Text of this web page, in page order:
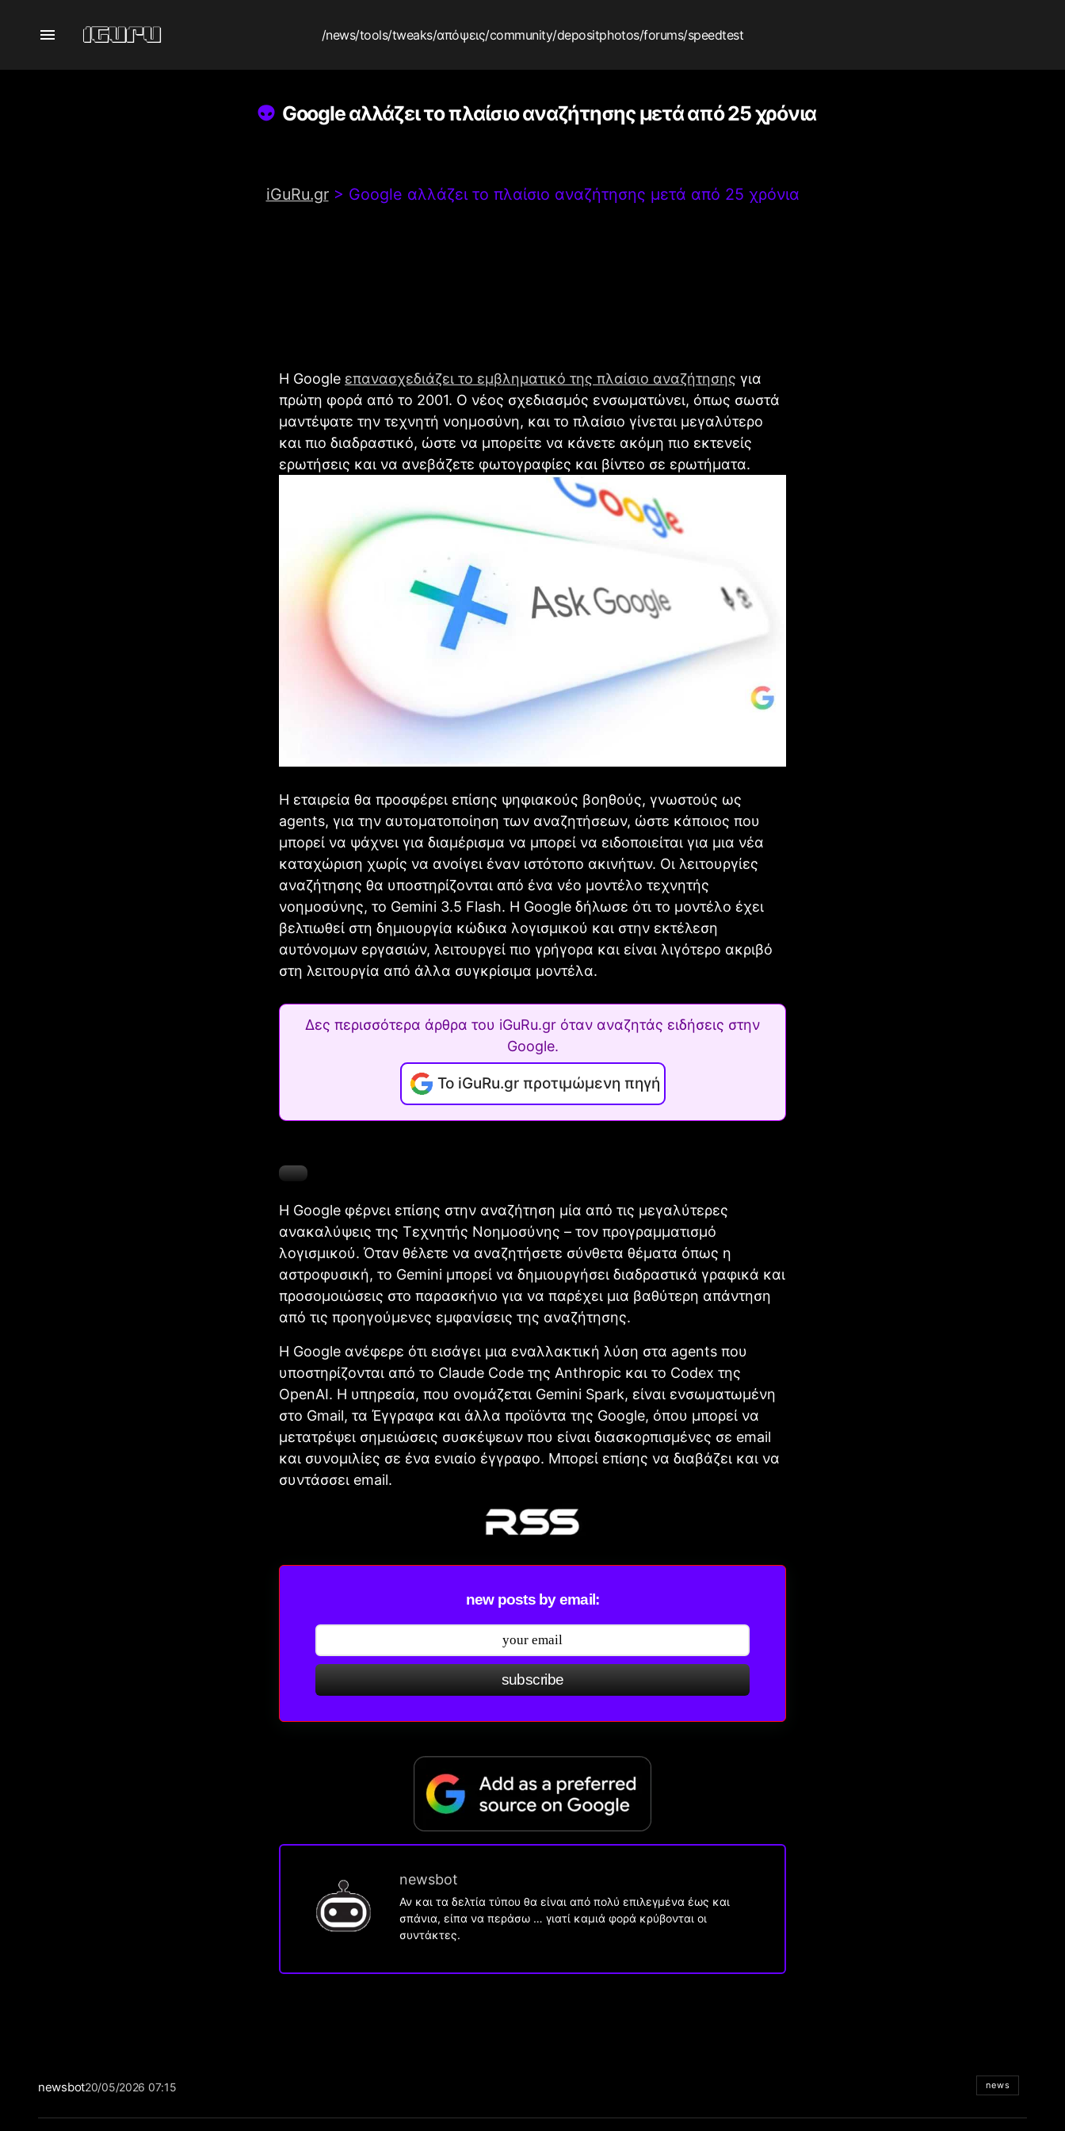
/news/tools/tweaks/απόψεις/community/depositphotos/forums/speedtest
Google αλλάζει το πλαίσιο αναζήτησης μετά από 25 χρόνια
iGuRu.gr> Google αλλάζει το πλαίσιο αναζήτησης μετά από 25 χρόνια
Η Google επανασχεδιάζει το εμβληματικό της πλαίσιο αναζήτησης για
πρώτη φορά από το 2001. Ο νέος σχεδιασμός ενσωματώνει, όπως σωστά
μαντέψατε την τεχνητή νοημοσύνη, και το πλαίσιο γίνεται μεγαλύτερο
και πιο διαδραστικό, ώστε να μπορείτε να κάνετε ακόμη πιο εκτενείς
ερωτήσεις και να ανεβάζετε φωτογραφίες και βίντεο σε ερωτήματα.
Η εταιρεία θα προσφέρει επίσης ψηφιακούς βοηθούς, γνωστούς ως
agents, για την αυτοματοποίηση των αναζητήσεων, ώστε κάποιος που
μπορεί να ψάχνει για διαμέρισμα να μπορεί να ειδοποιείται για μια νέα
καταχώριση χωρίς να ανοίγει έναν ιστότοπο ακινήτων. Οι λειτουργίες
αναζήτησης θα υποστηρίζονται από ένα νέο μοντέλο τεχνητής
νοημοσύνης, το Gemini 3.5 Flash. Η Google δήλωσε ότι το μοντέλο έχει
βελτιωθεί στη δημιουργία κώδικα λογισμικού και στην εκτέλεση
αυτόνομων εργασιών, λειτουργεί πιο γρήγορα και είναι λιγότερο ακριβό
στη λειτουργία από άλλα συγκρίσιμα μοντέλα.
Δες περισσότερα άρθρα του iGuRu.gr όταν αναζητάς ειδήσεις στην
Google.
Το iGuRu.gr προτιμώμενη πηγή
Η Google φέρνει επίσης στην αναζήτηση μία από τις μεγαλύτερες
ανακαλύψεις της Τεχνητής Νοημοσύνης – τον προγραμματισμό
λογισμικού. Όταν θέλετε να αναζητήσετε σύνθετα θέματα όπως η
αστροφυσική, το Gemini μπορεί να δημιουργήσει διαδραστικά γραφικά και
προσομοιώσεις στο παρασκήνιο για να παρέχει μια βαθύτερη απάντηση
από τις προηγούμενες εμφανίσεις της αναζήτησης.
Η Google ανέφερε ότι εισάγει μια εναλλακτική λύση στα agents που
υποστηρίζονται από το Claude Code της Anthropic και το Codex της
OpenAI. Η υπηρεσία, που ονομάζεται Gemini Spark, είναι ενσωματωμένη
στο Gmail, τα Έγγραφα και άλλα προϊόντα της Google, όπου μπορεί να
μετατρέψει σημειώσεις συσκέψεων που είναι διασκορπισμένες σε email
και συνομιλίες σε ένα ενιαίο έγγραφο. Μπορεί επίσης να διαβάζει και να
συντάσσει email.
new posts by email:
subscribe
newsbot
Αν και τα δελτία τύπου θα είναι από πολύ επιλεγμένα έως και
σπάνια, είπα να περάσω … γιατί καμιά φορά κρύβονται οι
συντάκτες.
newsbot20/05/2026 07:15 news